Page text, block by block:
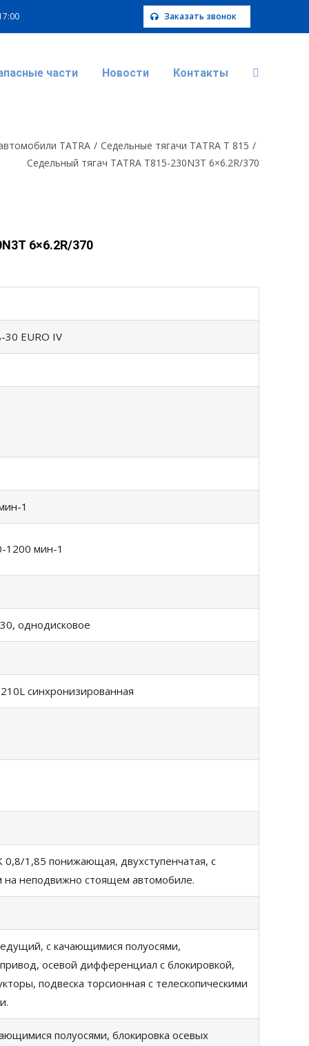
Заказать звонок
части Новости Контакты
TATRA / Седельные тягачи TATRA T 815 /
Седельный тягач TATRA T815-230N3T 6×6.2R/370
6×6.2R/370
30 EURO IV
1
1200 мин-1
однодисковое
синхронизированная
0,8/1,85 понижающая, двухступенчатая, с
на неподвижно стоящем автомобиле.
с качающимися полуосями,
осевой дифференциал с блокировкой,
подвеска торсионная с телескопическими
полуосями, блокировка осевых